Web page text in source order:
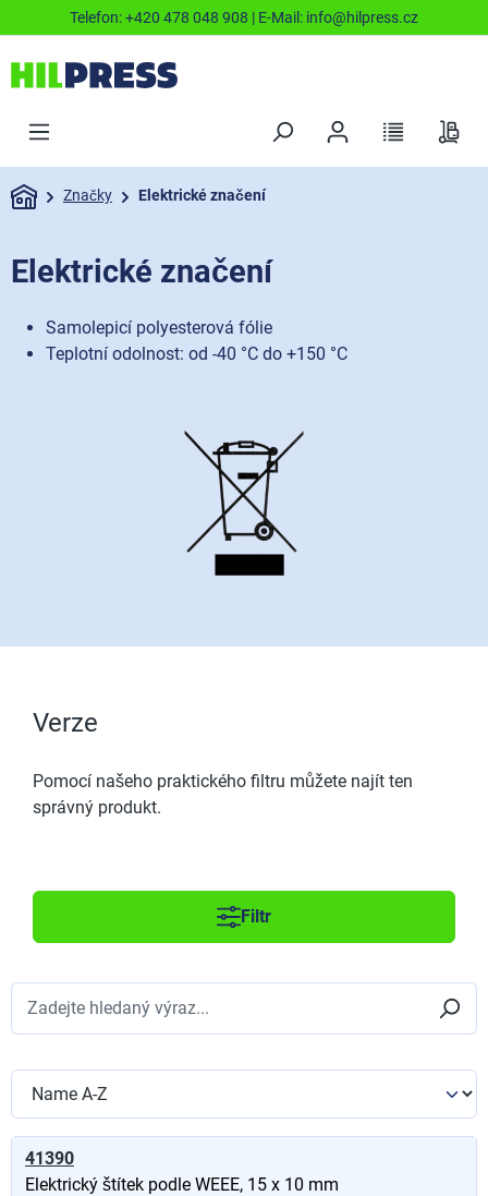
Telefon:+420 478 048 908 | E-Mail: info@hilpress.cz
Značky Elektrické značení
Elektrické značení
Samolepicí polyesterová fólie
Teplotní odolnost: od -40 °C do +150 °C
Verze
Pomocí našeho praktického filtru můžete najít ten
správný produkt.
Filtr
41390
Elektrický štítek podle WEEE, 15 x 10 mm